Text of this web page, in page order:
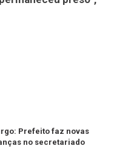
Prefeito faz novas
no secretariado